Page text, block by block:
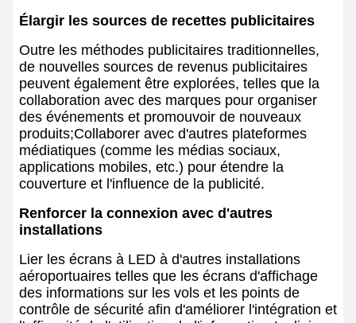
Élargir les sources de recettes publicitaires
Outre les méthodes publicitaires traditionnelles,
de nouvelles sources de revenus publicitaires
peuvent également être explorées, telles que la
collaboration avec des marques pour organiser
des événements et promouvoir de nouveaux
produits;Collaborer avec d'autres plateformes
médiatiques (comme les médias sociaux,
applications mobiles, etc.) pour étendre la
couverture et l'influence de la publicité.
Renforcer la connexion avec d'autres
installations
Lier les écrans à LED à d'autres installations
aéroportuaires telles que les écrans d'affichage
des informations sur les vols et les points de
contrôle de sécurité afin d'améliorer l'intégration et